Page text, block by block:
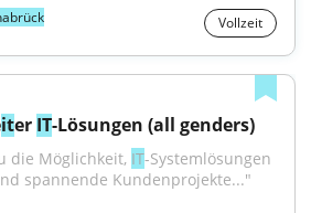
Vollzeit
iter IT-Lösungen (all genders)
die Möglichkeit, IT-Systemlösungen
spannende Kundenprojekte..."